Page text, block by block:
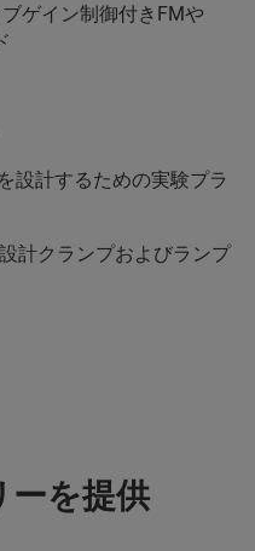
ゲイン制御付きFMや
設計するための実験プラ
計クランプおよびランプ
ーを提供